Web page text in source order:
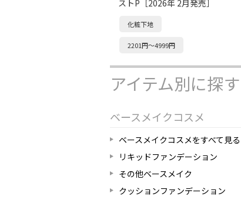
ストP［2026年 2月発売］
化粧下地
2201円～4999円
アイテム別に探す
ベースメイクコスメ
ベースメイクコスメをすべて見る
リキッドファンデーション
その他ベースメイク
クッションファンデーション